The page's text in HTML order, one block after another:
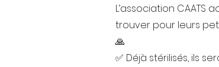
L’association
trouver pour leurs
🙏
✅ Déjà stérilisés, ils